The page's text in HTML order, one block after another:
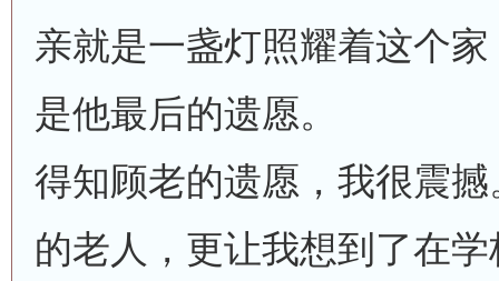
亲就是一盏灯照耀着这个
是他最后的遗愿。
得知顾老的遗愿，我很震
的老人，更让我想到了在